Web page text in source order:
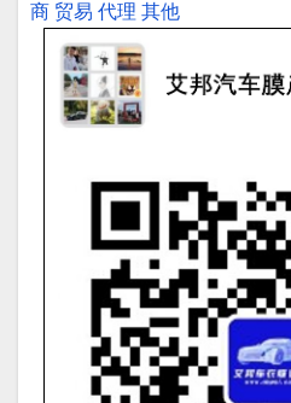
商 贸易 代理 其他